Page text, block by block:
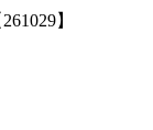
】